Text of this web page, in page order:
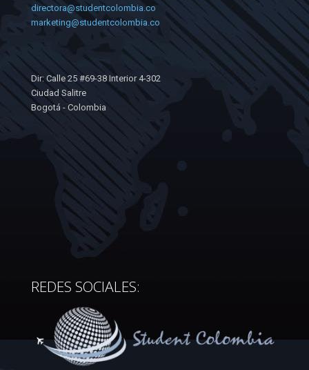
directora@studentcolombia.co
marketing@studentcolombia.co
Dir: Calle 25 #69-38 Interior 4-302
Ciudad Salitre
Bogotá - Colombia
REDES SOCIALES: